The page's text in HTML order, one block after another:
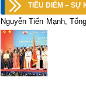
TIÊU ĐIỂM – SỰ
Nguyễn Tiến Mạnh,
– TKV: Xây dựng, phát
sản – Vinacomin giàu